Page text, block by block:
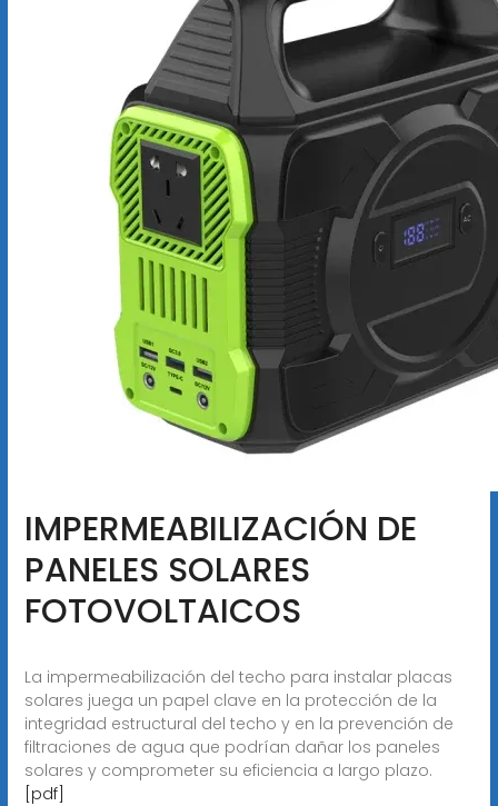
IMPERMEABILIZACIÓN DE
PANELES SOLARES
FOTOVOLTAICOS
La impermeabilización del techo para instalar placas
solares juega un papel clave en la protección de la
integridad estructural del techo y en la prevención de
filtraciones de agua que podrían dañar los paneles
solares y comprometer su eficiencia a largo plazo.
[pdf]